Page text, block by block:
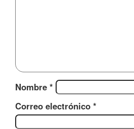
Nombre *
Correo electrónico *